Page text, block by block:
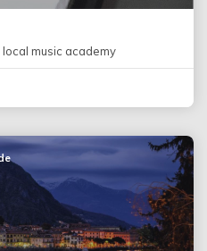
music academy